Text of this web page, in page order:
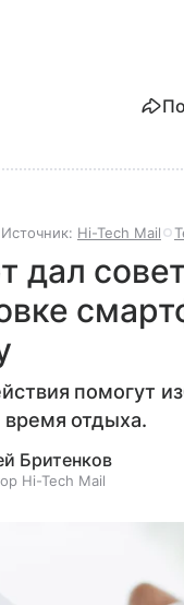
Источник: Hi-Tech Mail
дал
помогут
отдыха.
Бритенков
Hi-Tech Mail